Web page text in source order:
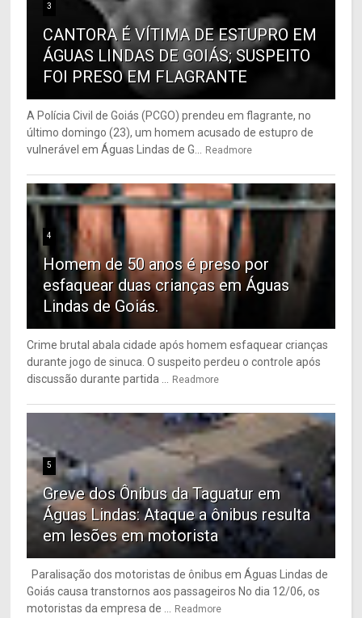
3
CANTORA É VÍTIMA DE ESTUPRO EM
ÁGUAS LINDAS DE GOIÁS; SUSPEITO
FOI PRESO EM FLAGRANTE
A Polícia Civil de Goiás (PCGO) prendeu em flagrante, no
último domingo (23), um homem acusado de estupro de
vulnerável em Águas Lindas de G...
Readmore
4
Homem de 50 anos é preso por
esfaquear duas crianças em Águas
Lindas de Goiás.
Crime brutal abala cidade após homem esfaquear crianças
durante jogo de sinuca. O suspeito perdeu o controle após
discussão durante partida ...
Readmore
5
Greve dos Ônibus da Taguatur em
Águas Lindas: Ataque a ônibus resulta
em lesões em motorista
Paralisação dos motoristas de ônibus em Águas Lindas de
Goiás causa transtornos aos passageiros No dia 12/06, os
motoristas da empresa de ...
Readmore